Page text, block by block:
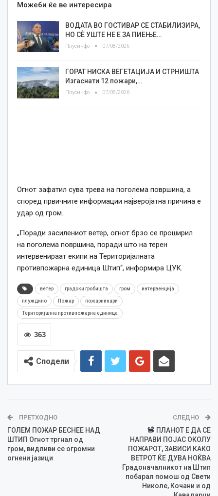
Можеби ќе ве интересира
ВОДАТА ВО ГОСТИВАР СЕ СТАБИЛИЗИРА,
НО СÈ УШТЕ НЕ Е ЗА ПИЕЊЕ…
Плусинфо 07/08/2026
ГОРАТ НИСКА ВЕГЕТАЦИЈА И СТРНИШТА
Изгаснати 12 пожари,…
Плусинфо 07/08/2026
Огнот зафатил сува трева на поголема површина, а
според првичните информации најверојатна причина е
удар од гром.
„Поради засилениот ветер, огнот брзо се проширил
на поголема површина, поради што на терен
интервенираат екипи на Територијалната
противпожарна единица Штип“, информира ЦУК.
ветер градски гробишта гром интервенција
плуждино Пожар пожарникари
Територијална противпожарна единица
363
Сподели
ПРЕТХОДНО
ГОЛЕМ ПОЖАР БЕСНЕЕ НАД
ШТИП Огнот тргнал од
гром, видливи се огромни
огнени јазици
СЛЕДНО
ПЛАНОТ Е ДА СЕ
НАПРАВИ ПОЈАС ОКОЛУ
ПОЖАРОТ, ЗАВИСИ КАКО
ВЕТРОТ ЌЕ ДУВА НОЌВА
Градоначалникот на Штип
побарал помош од Свети
Николе, Кочани и од